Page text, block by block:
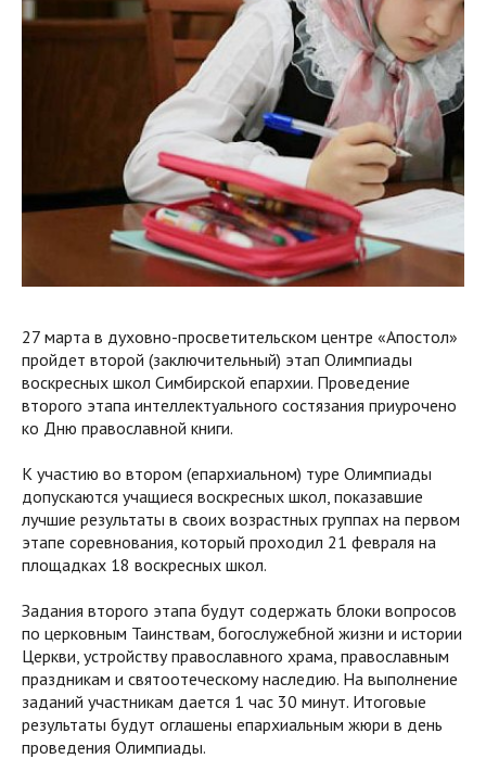
27 марта в духовно-просветительском центре «Апостол»
пройдет второй (заключительный) этап Олимпиады
воскресных школ Симбирской епархии. Проведение
второго этапа интеллектуального состязания приурочено
ко Дню православной книги.
К участию во втором (епархиальном) туре Олимпиады
допускаются учащиеся воскресных школ, показавшие
лучшие результаты в своих возрастных группах на первом
этапе соревнования, который проходил 21 февраля на
площадках 18 воскресных школ.
Задания второго этапа будут содержать блоки вопросов
по церковным Таинствам, богослужебной жизни и истории
Церкви, устройству православного храма, православным
праздникам и святоотеческому наследию. На выполнение
заданий участникам дается 1 час 30 минут. Итоговые
результаты будут оглашены епархиальным жюри в день
проведения Олимпиады.